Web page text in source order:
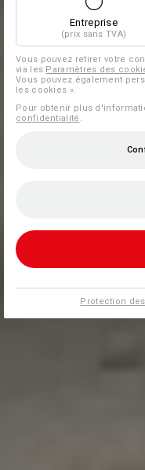
Entreprise
(prix sans TVA)
Vous pouvez retirer votre
via les Paramètres des
Vous pouvez également
les cookies ».
Pour obtenir plus
confidentialité
Protection